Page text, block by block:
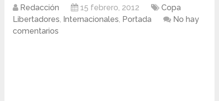
Redacción 15 febrero, 2012
Copa
Libertadores, Internacionales, Portada
No hay
comentarios